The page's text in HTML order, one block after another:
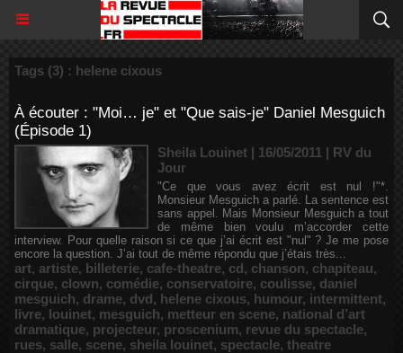
Tags (3) : helene cixous
À écouter : "Moi… je" et "Que sais-je" Daniel Mesguich
(Épisode 1)
Sheila Louinet | 16/05/2011 | RV du
Jour
"Ce que vous avez écrit est nul !"*.
Monsieur Mesguich a parlé. La sentence est
sans appel. Mais Monsieur Mesguich a tout
de même bien voulu m’accorder cette
interview. Pour quelle raison si ce que j’ai écrit est "nul" ? Je me pose
encore la question. J’ai tout de même répondu que j’étais très...
art, artiste, billeterie, cafe-theatre, cd, chanson, chapiteau,
cirque, clown, comédie, conservatoire, coulisse, daniel
mesguich, drame, dvd, helene cixous, humour, intermittent,
livre, louinet, mesguich, metteur en scene, national d’art
dramatique, projecteur, proscenium, revue du spectacle,
rues, salle, scene, sheila louinet, spectacle, theatre